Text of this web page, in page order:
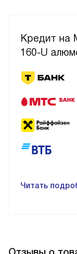
Кредит на
160-U
Читать